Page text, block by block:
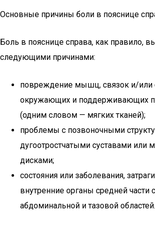
Основные причины боли в пояснице
Боль в пояснице справа, как правило,
следующими причинами:
повреждение мышц, связок и/или
окружающих и поддерживающих
(одним словом — мягких тканей);
проблемы с позвоночными
дугоотростчатыми суставами
дисками;
состояния или заболевания,
внутренние органы средней части
абдоминальной и тазовой областей.